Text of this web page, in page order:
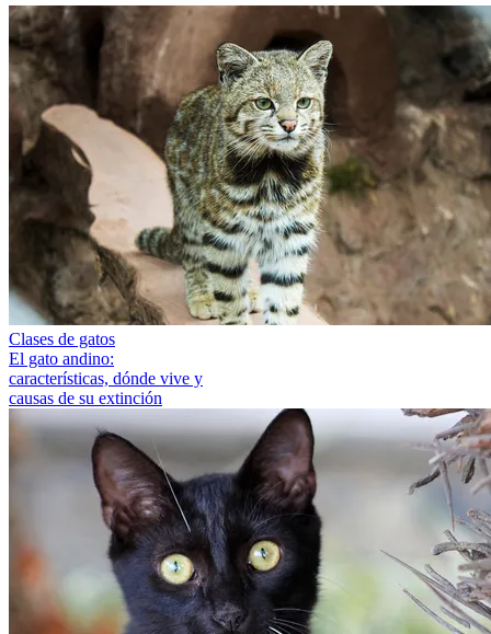
Clases de gatos
El gato andino:
características, dónde vive y
causas de su extinción